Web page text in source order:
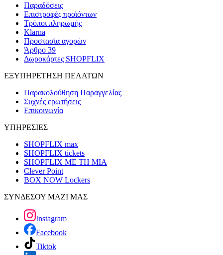
Παραδόσεις
Επιστροφές προϊόντων
Τρόποι πληρωμής
Klarna
Προστασία αγορών
Άρθρο 39
Δωροκάρτες SHOPFLIX
ΕΞΥΠΗΡΕΤΗΣΗ ΠΕΛΑΤΩΝ
Παρακολούθηση Παραγγελίας
Συχνές ερωτήσεις
Επικοινωνία
ΥΠΗΡΕΣΙΕΣ
SHOPFLIX max
SHOPFLIX tickets
SHOPFLIX ΜΕ ΤΗ ΜΙΑ
Clever Point
BOX NOW Lockers
ΣΥΝΔΕΣΟΥ ΜΑΖΙ ΜΑΣ
Instagram
Facebook
Tiktok